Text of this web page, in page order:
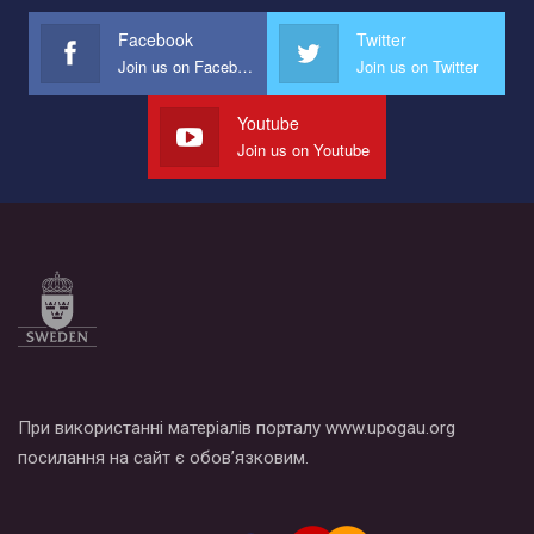
представляющий программу развития организации.
Мы просим вас поддержать нас и помочь нам реализовать
наш план по борьбе с насилием и дискриминацией на почве
СОГИ в Украине.
Все, что вам нужно сделать - это зайти на наш канал YouTube
по этой ссылке и поставить лайк под видео.
Facebook
Join us on Facebook
Twitter
Join us on Twitter
Youtube
Join us on Youtube
При використанні матеріалів порталу www.upogau.org
посилання на сайт є обов’язковим.